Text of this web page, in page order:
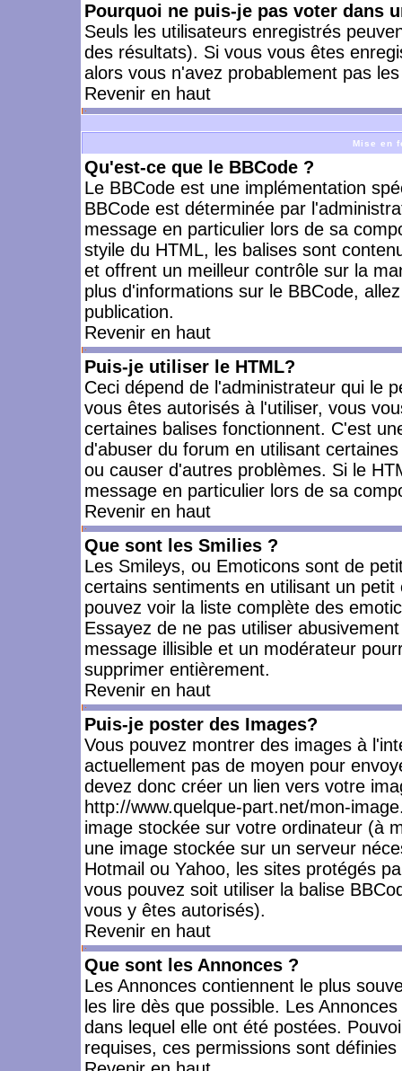
Pourquoi ne puis-je pas voter dans
Seuls les utilisateurs enregistrés
des résultats). Si vous vous êtes
alors vous n'avez probablement pas
Revenir en haut
Mise en
Qu'est-ce que le BBCode ?
Le BBCode est une implémentation
BBCode est déterminée par
message en particulier lors de sa
styile du HTML, les balises sont
et offrent un meilleur contrôle sur la
plus d'informations sur le BBCode,
publication.
Revenir en haut
Puis-je utiliser le HTML?
Ceci dépend de l'administrateur qui le
vous êtes autorisés à l'utiliser, vous
certaines balises fonctionnent. C'est
d'abuser du forum en utilisant
ou causer d'autres problèmes. Si le
message en particulier lors de sa
Revenir en haut
Que sont les Smilies ?
Les Smileys, ou Emoticons sont de
certains sentiments en utilisant un
pouvez voir la liste complète des
Essayez de ne pas utiliser
message illisible et un modérateur
supprimer entièrement.
Revenir en haut
Puis-je poster des Images?
Vous pouvez montrer des images à
actuellement pas de moyen pour
devez donc créer un lien vers votre
http://www.quelque-part.net/mon-
image stockée sur votre ordinateur (à
une image stockée sur un serveur
Hotmail ou Yahoo, les sites protégés
vous pouvez soit utiliser la balise
vous y êtes autorisés).
Revenir en haut
Que sont les Annonces ?
Les Annonces contiennent le plus
les lire dès que possible. Les
dans lequel elle ont été postées.
requises, ces permissions sont